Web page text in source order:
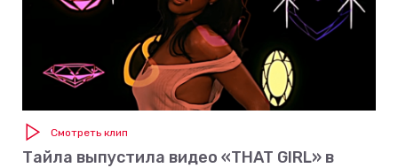
Смотреть клип
Тайла выпустила видео «THAT GIRL» в